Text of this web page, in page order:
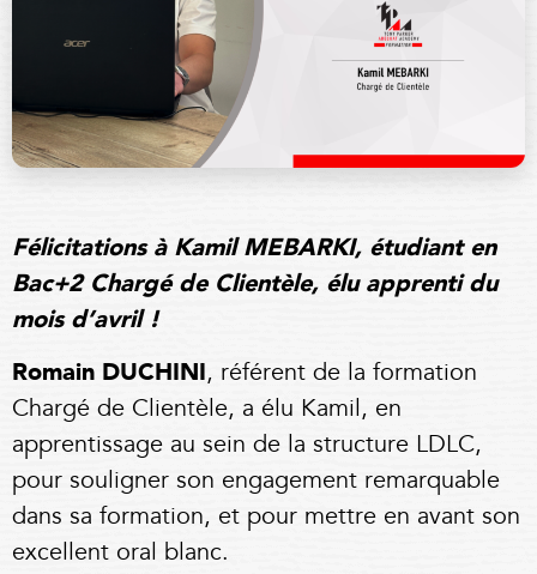
Félicitations à Kamil MEBARKI, étudiant en
Bac+2 Chargé de Clientèle, élu apprenti du
mois d’avril !
Romain DUCHINI, référent de la formation
Chargé de Clientèle, a élu Kamil, en
apprentissage au sein de la structure LDLC,
pour souligner son engagement remarquable
dans sa formation, et pour mettre en avant son
excellent oral blanc.